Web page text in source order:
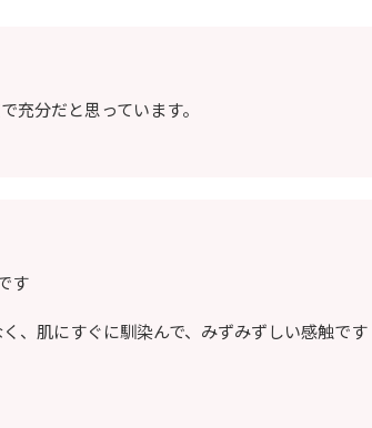
充分だと思っています。
す
、肌にすぐに馴染んで、みずみずしい感触です